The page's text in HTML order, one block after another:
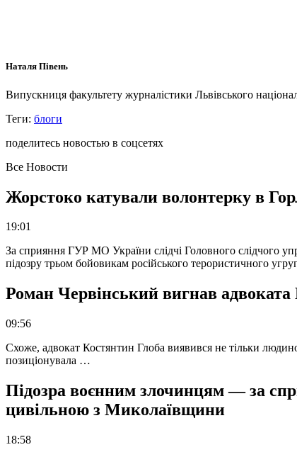
Наталя Півень
Випускниця факультету журналістики Львівського
Теги: блоги
поделитесь новостью в соцсетях
Все Новости
Жорстоко катували волонтерку в
19:01
За сприяння ГУР МО України слідчі Головного слідчого
підозру трьом бойовикам російського терористичного
Роман Червінський вигнав адвоката
09:56
Схоже, адвокат Костянтин Глоба виявився не тільки
позиціонувала …
Підозра воєнним злочинцям — за
цивільною з Миколаївщини
18:58